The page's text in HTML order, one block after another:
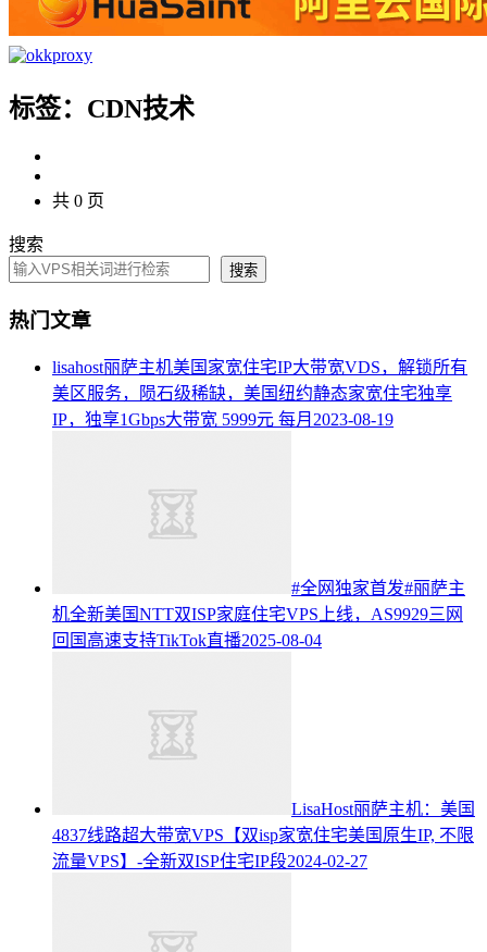
标签：CDN技术
共 0 页
搜索
搜索
热门文章
lisahost丽萨主机美国家宽住宅IP大带宽VDS，解锁所有
美区服务，陨石级稀缺，美国纽约静态家宽住宅独享
IP，独享1Gbps大带宽 5999元 每月 2023-08-19
#全网独家首发#丽萨主
机全新美国NTT双ISP家庭住宅VPS上线，AS9929三网
回国高速支持TikTok直播2025-08-04
LisaHost丽萨主机：美国
4837线路超大带宽VPS【双isp家宽住宅美国原生IP, 不限
流量VPS】-全新双ISP住宅IP段2024-02-27